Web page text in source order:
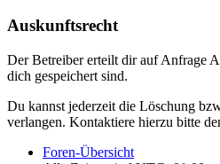
Auskunftsrecht
Der Betreiber erteilt dir auf Anfrage
dich gespeichert sind.
Du kannst jederzeit die Löschung
verlangen. Kontaktiere hierzu bitte
Foren-Übersicht